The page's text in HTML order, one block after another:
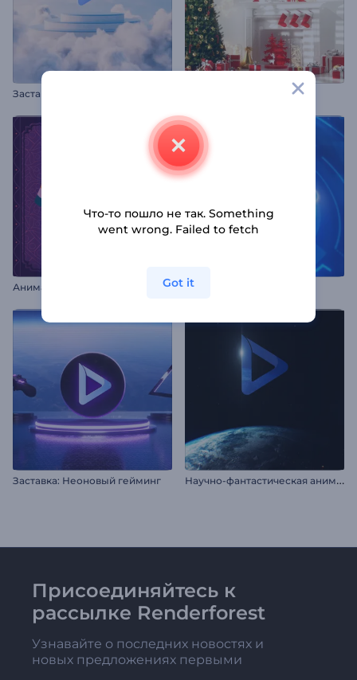
Заставка: Пастельные облака Интро: Наряженная елка
А
нимации ко Дню независимости Индии Цифровой Логотип
Заставка: Неоновый гейминг Н
аучно-фантастическая анимация лого: Земля
Присоединяйтесь к
рассылке Renderforest
Узнавайте о последних новостях и
новых предложениях первыми
Что-то пошло не так. Something
went wrong. Failed to fetch
Got it